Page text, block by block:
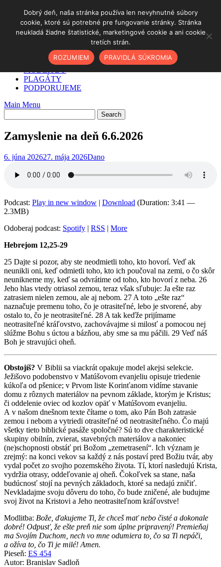
contentDOMOV
✓ AKO NA TO
PODCAST
PLAGÁTY
PODPORUJEME
Main Menu
Zamyslenie na deň 6.6.2026
6. júna 202627. mája 2026Dano
Podcast: Play in new window | Download (Duration: 3:41 —
2.3MB)
Odoberaj podcast: Spotify | RSS | More
Hebrejom 12,25-29
25 Dajte si pozor, aby ste neodmietli toho, kto hovorí. Veď ak
neunikli oni, keď odmietli toho, kto ich poučoval na zemi, o čo skôr
neunikneme my, keď sa odvrátime od toho, kto hovorí z neba. 26
Jeho hlas vtedy otriasol zemou, teraz však sľubuje: Ja ešte raz
zatrasiem nielen zemou, ale aj nebom. 27 A toto „ešte raz“
naznačuje premenu toho, čo je otrasiteľné, lebo je stvorené, aby
ostalo to, čo je neotrasiteľné. 28 A tak keďže prijímame
neotrasiteľné kráľovstvo, zachovávajme si milosť a pomocou nej
slúžme Bohu s úctou a bázňou, aby sme sa mu páčili. 29 Veď náš
Boh je stravujúci oheň.
Obstojíš? V Biblii sa viackrát opakuje model akejsi selekcie.
Ježišovo podobenstvo v Matúšovom evanjeliu opisuje triedenie
kúkoľa od pšenice; v Prvom liste Korinťanom vidíme stavanie
domu z rôznych materiálov na pevnom základe, ktorým je Kristus;
či oddelenie oviec od kozlov opäť v Matúšovom evanjeliu.
A v našom dnešnom texte čítame o tom, ako Pán Boh zatrasie
zemou i nebom a vytriedi otrasiteľné od neotrasiteľného. Čo majú
všetky tieto biblické pasáže spoločné? Sú to dve charakteristické
skupiny obilnín, zvierat, stavebných materiálov a nakoniec
(ne)schopnosti obstáť pri Božom „zemetrasení“. Ich význam je
zrejmý: na konci vekov sa každý z nás postaví pred Božiu tvár, aby
vydal počet zo svojho pozemského života. Tí, ktorí nasledujú Krista,
vydržia otrasy, oddeľovanie aj oheň. Čokoľvek sa stane, naša
budúcnosť stojí na pevných základoch, ktoré sa nedajú zničiť.
Nevkladajme svoju dôveru do toho, čo bude zničené, ale budujme
svoj život na Kristovi a Jeho neotrasiteľnom kráľovstve!
Modlitba: Bože, ďakujeme Ti, že chceš mať nebo čisté a dokonale
dobré! Odpusť, že ešte preň nie som úplne pripravený! Premieňaj
ma Svojím Duchom, nech vo mne odumiera to, čo sa Ti nepáči,
a ožíva to, čo Ti je milé! Amen.
Pieseň: ES 454
Autor: Branislav Sadloň
Dobrý deň, naša stránka používa len nevyhnutné súbory
cookie, ktoré sú potrebné pre fungovanie stránky. Stránka
neukladá žiadne štatistické, marketingové cookie a ani cookie
tretích strán.
ROZUMIEM
PRAVIDLÁ SÚKROMIA